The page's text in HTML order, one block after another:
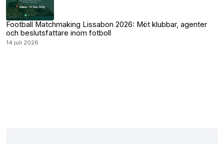
Football Matchmaking Lissabon 2026: Möt klubbar, agenter
och beslutsfattare inom fotboll
14 juli 2026